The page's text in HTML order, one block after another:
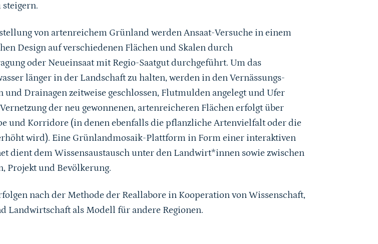
steigern.
von artenreichem Grünland werden Ansaat-Versuche in einem
Design auf verschiedenen Flächen und Skalen durch
oder Neueinsaat mit Regio-Saatgut durchgeführt. Um das
länger in der Landschaft zu halten, werden in den Vernässungs-
und Drainagen zeitweise geschlossen, Flutmulden angelegt und Ufer
der neu gewonnenen, artenreicheren Flächen erfolgt über
und Korridore (in denen ebenfalls die pflanzliche Artenvielfalt oder die
wird). Eine Grünlandmosaik-Plattform in Form einer interaktiven
dient dem Wissensaustausch unter den Landwirt*innen sowie zwischen
Projekt und Bevölkerung.
nach der Methode der Reallabore in Kooperation von Wissenschaft,
Landwirtschaft als Modell für andere Regionen.